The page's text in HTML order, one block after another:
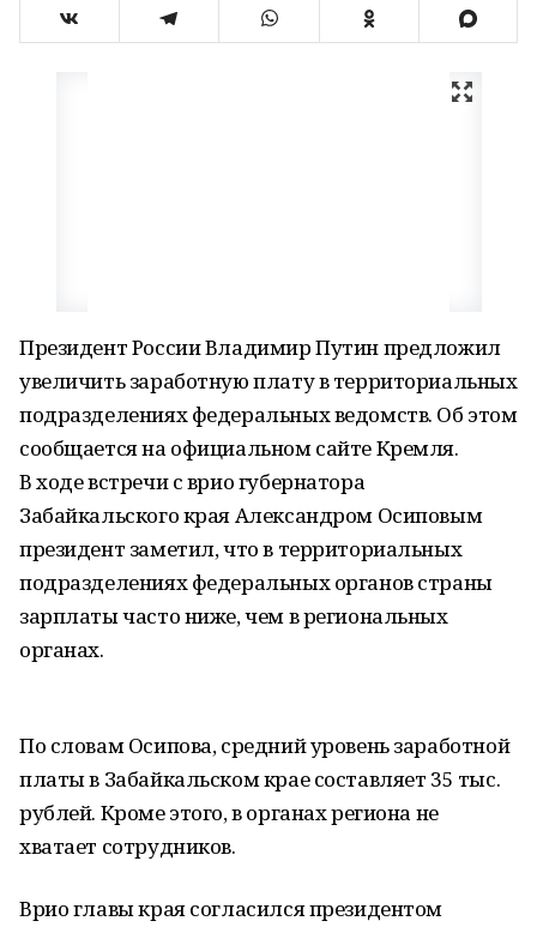
Президент России Владимир Путин предложил
увеличить заработную плату в территориальных
подразделениях федеральных ведомств. Об этом
сообщается на официальном сайте Кремля.
В ходе встречи с врио губернатора
Забайкальского края Александром Осиповым
президент заметил, что в территориальных
подразделениях федеральных органов страны
зарплаты часто ниже, чем в региональных
органах.
По словам Осипова, средний уровень заработной
платы в Забайкальском крае составляет 35 тыс.
рублей. Кроме этого, в органах региона не
хватает сотрудников.
Врио главы края согласился президентом